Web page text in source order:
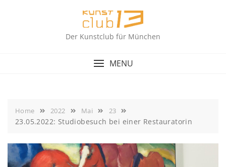
Der Kunstclub für München
MENU
Home 2022 Mai 23
23.05.2022: Studiobesuch bei einer Restauratorin